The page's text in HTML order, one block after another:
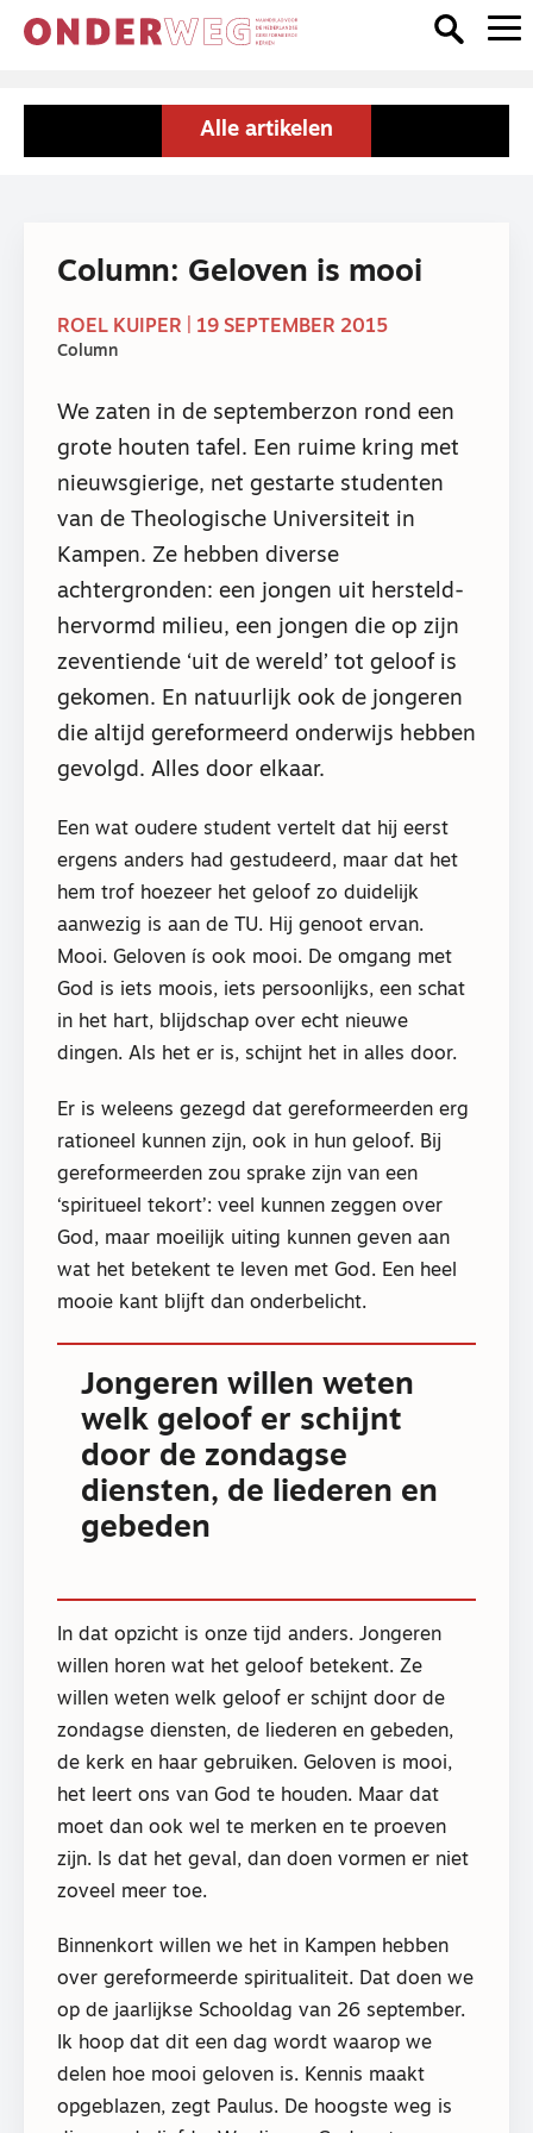
Alle artikelen
Column: Geloven is mooi
ROEL KUIPER | 19 SEPTEMBER 2015
Column
We zaten in de septemberzon rond een
grote houten tafel. Een ruime kring met
nieuwsgierige, net gestarte studenten
van de Theologische Universiteit in
Kampen. Ze hebben diverse
achtergronden: een jongen uit hersteld-
hervormd milieu, een jongen die op zijn
zeventiende ‘uit de wereld’ tot geloof is
gekomen. En natuurlijk ook de jongeren
die altijd gereformeerd onderwijs hebben
gevolgd. Alles door elkaar.
Een wat oudere student vertelt dat hij eerst
ergens anders had gestudeerd, maar dat het
hem trof hoezeer het geloof zo duidelijk
aanwezig is aan de TU. Hij genoot ervan.
Mooi. Geloven ís ook mooi. De omgang met
God is iets moois, iets persoonlijks, een schat
in het hart, blijdschap over echt nieuwe
dingen. Als het er is, schijnt het in alles door.
Er is weleens gezegd dat gereformeerden erg
rationeel kunnen zijn, ook in hun geloof. Bij
gereformeerden zou sprake zijn van een
‘spiritueel tekort’: veel kunnen zeggen over
God, maar moeilijk uiting kunnen geven aan
wat het betekent te leven met God. Een heel
mooie kant blijft dan onderbelicht.
Jongeren willen weten
welk geloof er schijnt
door de zondagse
diensten, de liederen en
gebeden
In dat opzicht is onze tijd anders. Jongeren
willen horen wat het geloof betekent. Ze
willen weten welk geloof er schijnt door de
zondagse diensten, de liederen en gebeden,
de kerk en haar gebruiken. Geloven is mooi,
het leert ons van God te houden. Maar dat
moet dan ook wel te merken en te proeven
zijn. Is dat het geval, dan doen vormen er niet
zoveel meer toe.
Binnenkort willen we het in Kampen hebben
over gereformeerde spiritualiteit. Dat doen we
op de jaarlijkse Schooldag van 26 september.
Ik hoop dat dit een dag wordt waarop we
delen hoe mooi geloven is. Kennis maakt
opgeblazen, zegt Paulus. De hoogste weg is